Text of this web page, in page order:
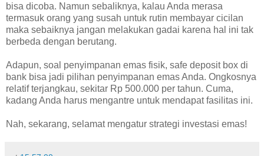
bisa dicoba. Namun sebaliknya, kalau Anda merasa
termasuk orang yang susah untuk rutin membayar cicilan
maka sebaiknya jangan melakukan gadai karena hal ini tak
berbeda dengan berutang.
Adapun, soal penyimpanan emas fisik, safe deposit box di
bank bisa jadi pilihan penyimpanan emas Anda. Ongkosnya
relatif terjangkau, sekitar Rp 500.000 per tahun. Cuma,
kadang Anda harus mengantre untuk mendapat fasilitas ini.
Nah, sekarang, selamat mengatur strategi investasi emas!